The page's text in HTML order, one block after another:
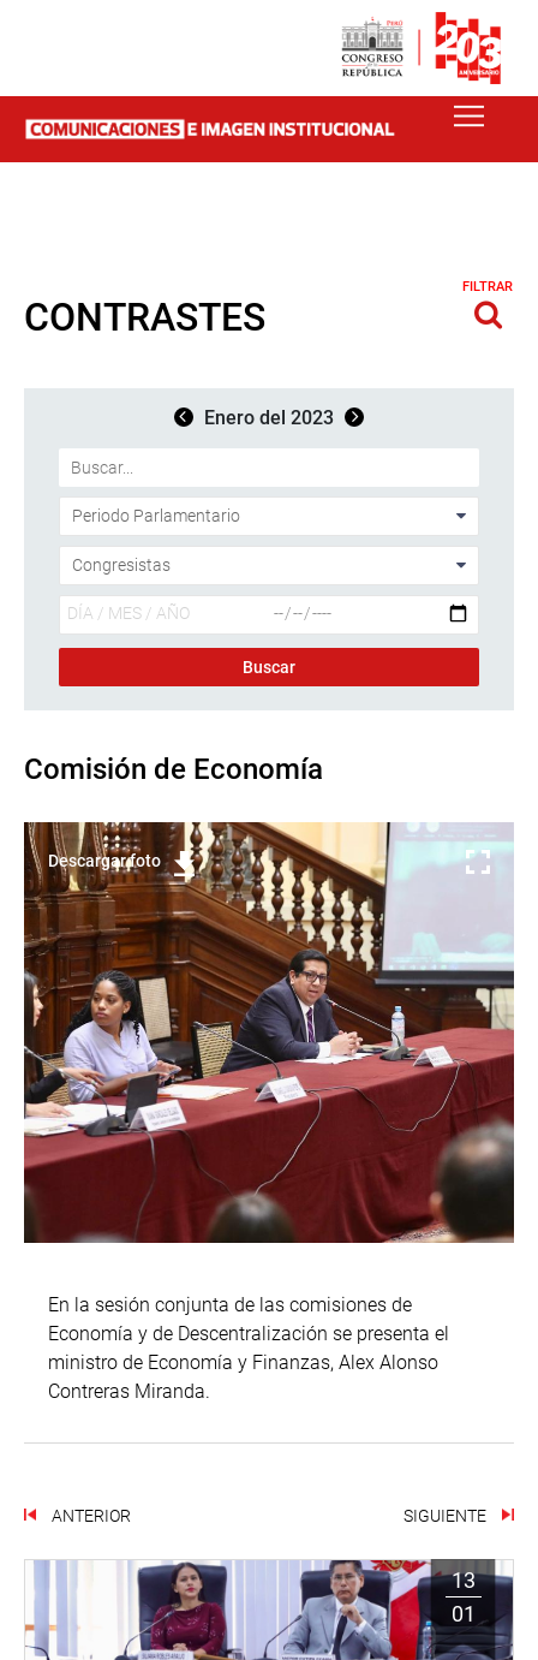
CONTRASTES
FILTRAR
Enero del 2023
Comisión de Economía
Descargar foto
En la sesión conjunta de las comisiones de
Economía y de Descentralización se presenta el
ministro de Economía y Finanzas, Alex Alonso
Contreras Miranda.
ANTERIOR SIGUIENTE
13
01